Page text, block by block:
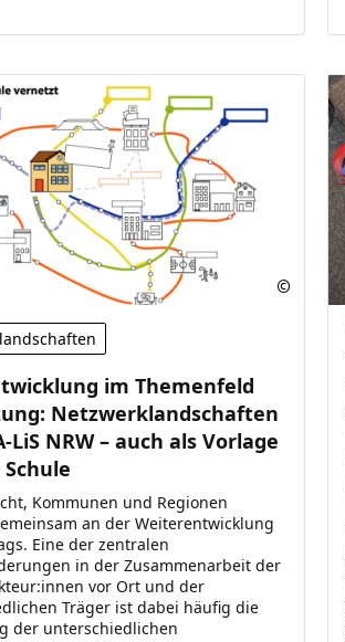
im Themenfeld
Netzwerklandschaften
LiS NRW – auch als Vorlage
Kommunen und Regionen
an der Weiterentwicklung
Eine der zentralen
in der Zusammenarbeit der
vor Ort und der
Träger ist dabei häufig die
der unterschiedlichen